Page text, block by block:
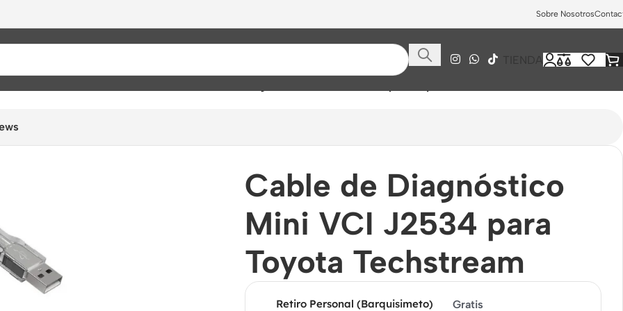
Sobre Nosotros
TIENDA
Cable de Diagnóstico
Mini VCI J2534 para
Toyota Techstream
Retiro Personal (Barquisimeto)
Gratis